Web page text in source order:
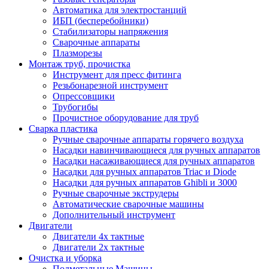
Автоматика для электростанций
ИБП (бесперебойники)
Стабилизаторы напряжения
Сварочные аппараты
Плазморезы
Монтаж труб, прочистка
Инструмент для пресс фитинга
Резьбонарезной инструмент
Опрессовщики
Трубогибы
Прочистное оборудование для труб
Сварка пластика
Ручные сварочные аппараты горячего воздуха
Насадки навинчивающиеся для ручных аппаратов
Насадки насаживающиеся для ручных аппаратов
Насадки для ручных аппаратов Triac и Diode
Насадки для ручных аппаратов Ghibli и 3000
Ручные сварочные экструдеры
Автоматические сварочные машины
Дополнительный инструмент
Двигатели
Двигатели 4х тактные
Двигатели 2х тактные
Очистка и уборка